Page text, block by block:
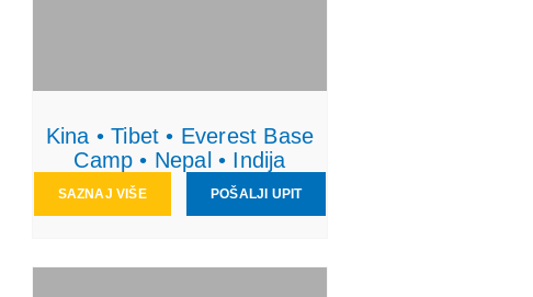
Kina • Tibet • Everest Base
Camp • Nepal • Indija
SAZNAJ VIŠE POŠALJI UPIT